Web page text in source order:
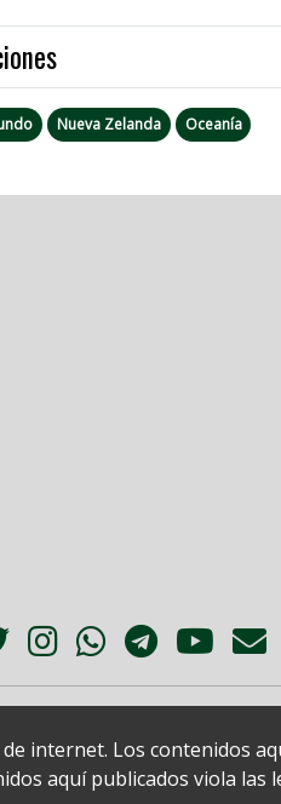
Nueva Zelanda
Oceanía
internet. Los contenidos
aquí publicados viola las